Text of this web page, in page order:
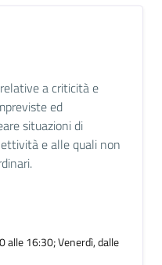
a criticità e
ed
situazioni di
e alle quali non
alle 16:30; Venerdì, dalle